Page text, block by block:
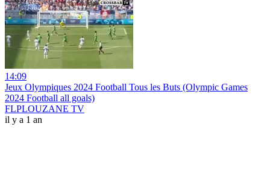
14:09
Jeux Olympiques 2024 Football Tous les Buts (Olympic Games
2024 Football all goals)
FLPLOUZANE TV
il y a 1 an